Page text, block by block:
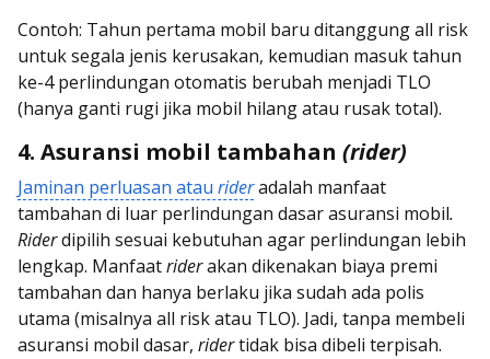
Contoh: Tahun pertama mobil baru ditanggung all risk
untuk segala jenis kerusakan, kemudian masuk tahun
ke-4 perlindungan otomatis berubah menjadi TLO
(hanya ganti rugi jika mobil hilang atau rusak total).
4. Asuransi mobil tambahan (rider)
Jaminan perluasan atau rideradalah manfaat
tambahan di luar perlindungan dasar asuransi mobil.
Riderdipilih sesuai kebutuhan agar perlindungan lebih
lengkap. Manfaatriderakan dikenakan biaya premi
tambahan dan hanya berlaku jika sudah ada polis
utama (misalnya all risk atau TLO). Jadi, tanpa membeli
asuransi mobil dasar, ridertidak bisa dibeli terpisah.